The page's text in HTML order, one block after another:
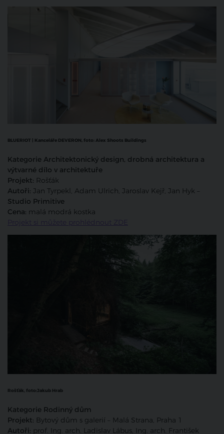
BLUERIOT | Kanceláře DEVERON, foto:Alex Shoots Buildings
Kategorie Architektonický design, drobná architektura a
výtvarné dílo v architektuře
Projekt: Rošťák
Autoři: Jan Tyrpekl, Adam Ulrich, Jaroslav Kejř, Jan Hyk –
Studio Primitive
Cena: malá modrá kostka
Projekt si můžete prohlédnout ZDE
Rošťák, foto:Jakub Hrab
Kategorie Rodinný dům
Projekt: Bytový dům s galerií – Malá Strana, Praha 1
Autoři: prof. Ing. arch. Ladislav Lábus, Ing. arch. František